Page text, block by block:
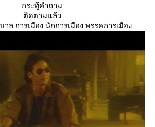
กระทู้คำถาม
ติดตามแล้ว
าล การเมือง นักการเมือง พรรคการเมือง